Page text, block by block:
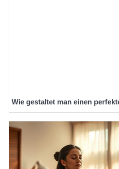
Wie gestaltet man einen